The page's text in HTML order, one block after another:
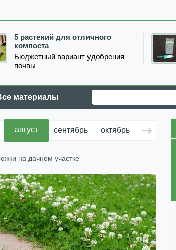
5 растений для отличного
компоста
Бюджетный вариант удобрения
почвы
материалы
август сентябрь октябрь ноябрь
на дачном участке